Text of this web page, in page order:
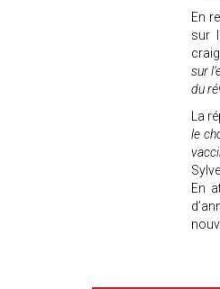
En
sur
sur
du
La
le
En